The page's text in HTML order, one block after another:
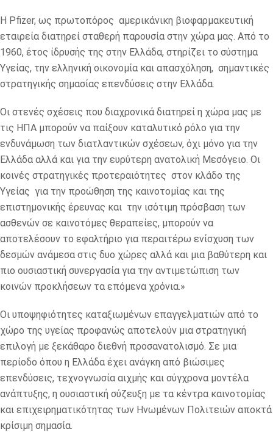
Η Pfizer, ως πρωτοπόρος αμερικάνικη βιοφαρμακευτική
εταιρεία διατηρεί σταθερή παρουσία στην χώρα μας. Από το
1960, έτος ίδρυσής της στην Ελλάδα, στηρίζει το σύστημα
Υγείας, την ελληνική οικονομία και απασχόληση, σημαντικές
στρατηγικής σημασίας επενδύσεις στην Ελλάδα.
Οι στενές σχέσεις που διαχρονικά διατηρεί η χώρα μας με
τις ΗΠΑ μπορούν να παίξουν καταλυτικό ρόλο για την
ενδυνάμωση των διατλαντικών σχέσεων, όχι μόνο για την
Ελλάδα αλλά και για την ευρύτερη ανατολική Μεσόγειο. Οι
κοινές στρατηγικές προτεραιότητες στον κλάδο της
Υγείας για την προώθηση της καινοτομίας και της
επιστημονικής έρευνας και την ισότιμη πρόσβαση των
ασθενών σε καινοτόμες θεραπείες, μπορούν να
αποτελέσουν το εφαλτήριο για περαιτέρω ενίσχυση των
δεσμών ανάμεσα στις δυο χώρες αλλά και μια βαθύτερη και
πιο ουσιαστική συνεργασία για την αντιμετώπιση των
κοινών προκλήσεων τα επόμενα χρόνια.»
Οι υποψηφιότητες καταξιωμένων επαγγελματιών από το
χώρο της υγείας προφανώς αποτελούν μια στρατηγική
επιλογή με ξεκάθαρο διεθνή προσανατολισμό. Σε μια
περίοδο όπου η Ελλάδα έχει ανάγκη από βιώσιμες
επενδύσεις, τεχνογνωσία αιχμής και σύγχρονα μοντέλα
ανάπτυξης, η ουσιαστική σύζευξη με τα κέντρα καινοτομίας
και επιχειρηματικότητας των Ηνωμένων Πολιτειών αποκτά
κρίσιμη σημασία.